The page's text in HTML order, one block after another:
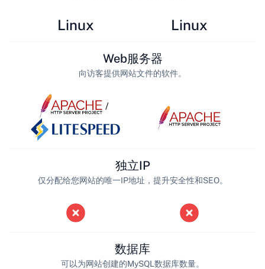
Linux Linux
/
Web服务器
向访客提供网站文件的软件。
独立IP
仅分配给您网站的唯一IP地址，提升安全性和SEO。
数据库
可以为网站创建的MySQL数据库数量。